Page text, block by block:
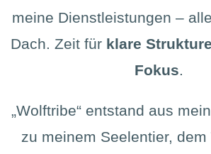
meine Dienstleistungen –
Dach. Zeit für klare
Fokus.
„Wolftribe“ entstand aus
zu meinem Seelentier, dem